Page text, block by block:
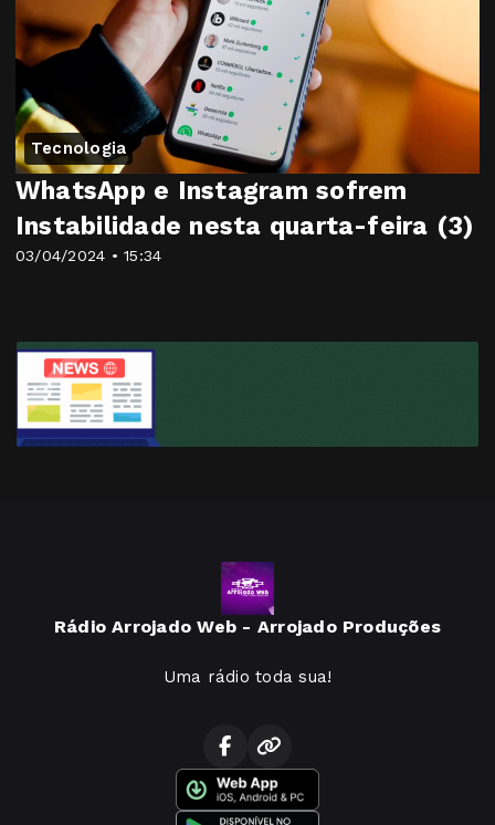
Tecnologia
03/04/2024 • 15:34
WhatsApp e Instagram sofrem
Instabilidade nesta quarta-feira (3)
Rádio Arrojado Web - Arrojado Produções
Uma rádio toda sua!